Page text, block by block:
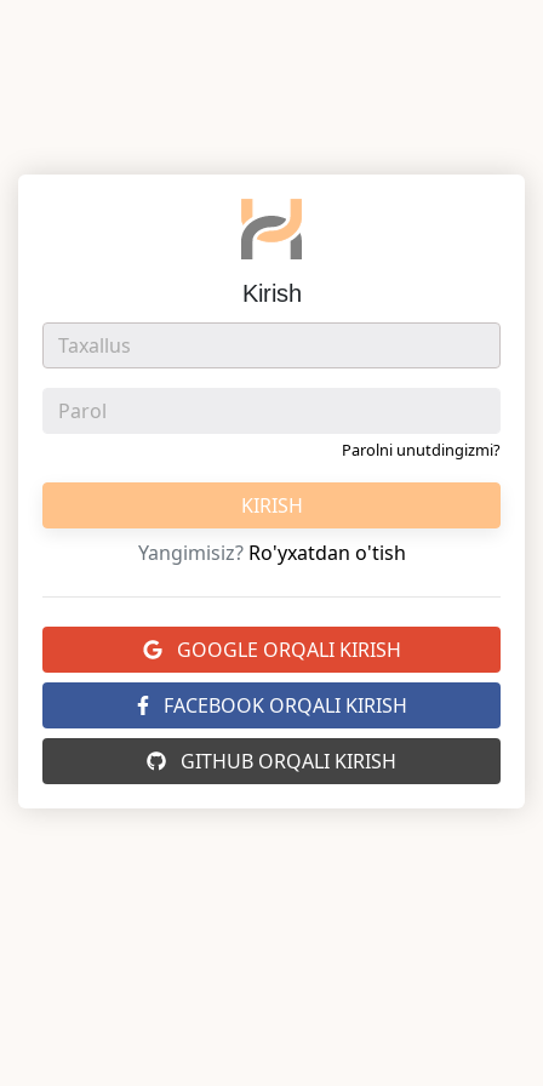
Kirish
Parolni unutdingizmi?
KIRISH
Yangimisiz? Ro'yxatdan o'tish
GOOGLE ORQALI KIRISH
FACEBOOK ORQALI KIRISH
GITHUB ORQALI KIRISH